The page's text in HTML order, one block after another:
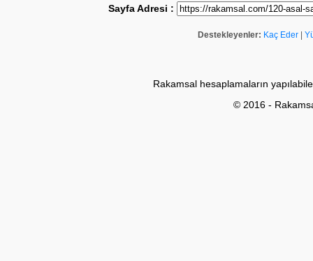
Sayfa Adresi :
Destekleyenler: Kaç Eder
Rakamsal hesaplamaların
© 2016 -